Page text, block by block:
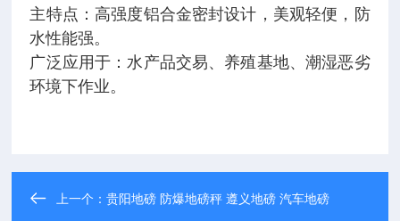
主特点：高强度铝合金密封设计，美观轻便，防
水性能强。
广泛应用于：水产品交易、养殖基地、潮湿恶劣
环境下作业。
上一个：贵阳地磅 防爆地磅秤 遵义地磅 汽车地磅